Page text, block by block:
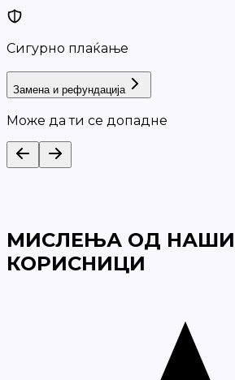
Сигурно плаќање
Замена и рефундација
Може да ти се допадне
МИСЛЕЊА ОД
КОРИСНИЦИ